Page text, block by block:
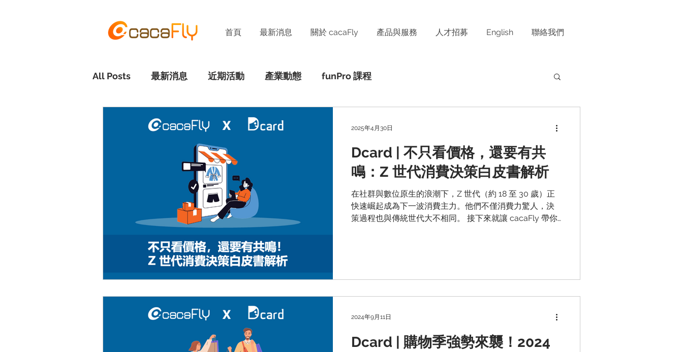
首頁 最新消息 關於 cacaFly 產品與服務 人才招募 English 聯絡我們
All Posts 最新消息 近期活動 產業動態 funPro 課程
Dcard | 不只看價格，還要有共
鳴：Z 世代消費決策白皮書解析
在社群與數位原生的浪潮下，Z 世代（約 18 至 30 歲）正
快速崛起成為下一波消費主力。他們不僅消費力驚人，決
策過程也與傳統世代大不相同。 接下來就讓 cacaFly 帶你
2025年4月30日
Dcard | 購物季強勢來襲！2024
2024年9月11日